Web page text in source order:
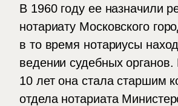
В 1960 году ее назначили
нотариату Московского
в то время нотариусы
ведении судебных
10 лет она стала старшим
отдела нотариата